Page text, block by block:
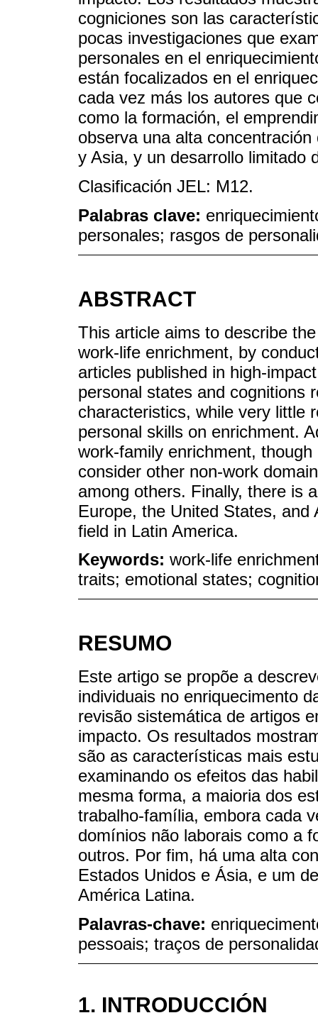
cogniciones son las
pocas investigaciones que
personales en el
están focalizados en el
cada vez más los autores que
como la formación, el
observa una alta
y Asia, y un desarrollo limitado
Clasificación JEL: M12.
Palabras clave:
personales; rasgos de
ABSTRACT
This article aims to describe
work-life enrichment, by
articles published in high-
personal states and cognitions
characteristics, while very little
personal skills on enrichment.
work-family enrichment,
consider other non-work
among others. Finally, there is
Europe, the United States,
field in Latin America.
Keywords: work-life
traits; emotional states;
RESUMO
Este artigo se propõe a
individuais no enriquecimento
revisão sistemática de artigos
impacto. Os resultados
são as características mais
examinando os efeitos das
mesma forma, a maioria dos
trabalho-família, embora cada
domínios não laborais como a
outros. Por fim, há uma alta
Estados Unidos e Ásia, e um
América Latina.
Palavras-chave:
pessoais; traços de
1. INTRODUCCIÓN